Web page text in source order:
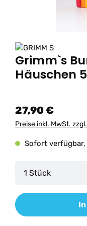
Grimm`s
Häuschen
27,90 €
Preise inkl. MwSt.
Sofort verfügbar,
Produkt